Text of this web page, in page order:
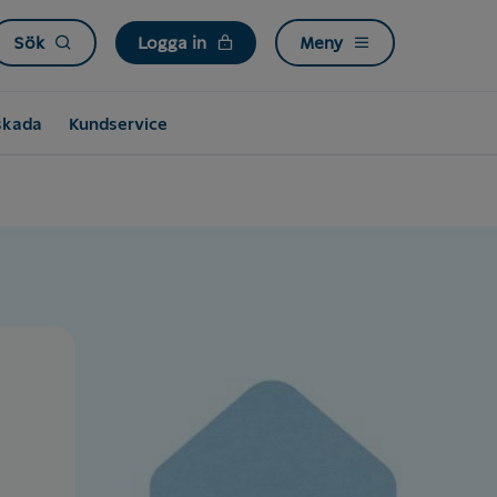
Sök Logga in Meny
Kundservice